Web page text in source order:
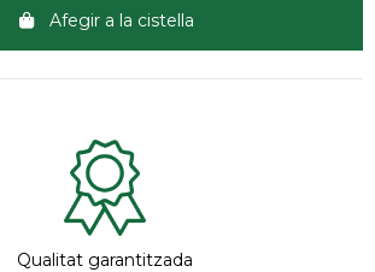
Afegir a la cistella
Qualitat garantitzada